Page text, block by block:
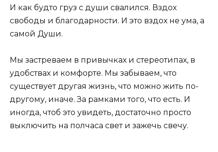
И как будто груз с души свалился. Вздох
свободы и благодарности. И это вздох не ума, а
самой Души.
Мы застреваем в привычках и стереотипах, в
удобствах и комфорте. Мы забываем, что
существует другая жизнь, что можно жить по-
другому, иначе. За рамками того, что есть. И
иногда, чтоб это увидеть, достаточно просто
выключить на полчаса свет и зажечь свечу.